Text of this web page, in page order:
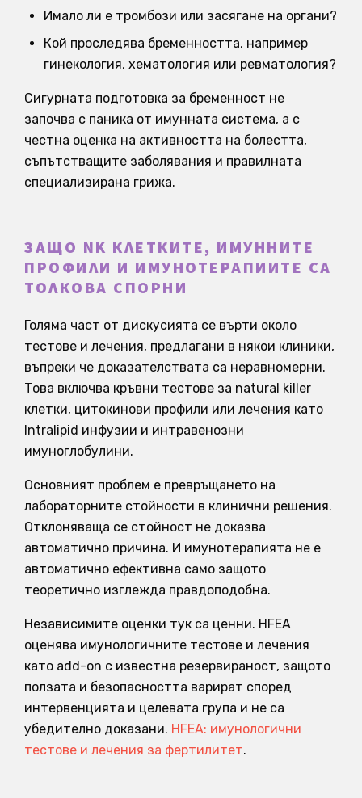
Имало ли е тромбози или засягане на органи?
Кой проследява бременността, например
гинекология, хематология или ревматология?
Сигурната подготовка за бременност не
започва с паника от имунната система, а с
честна оценка на активността на болестта,
съпътстващите заболявания и правилната
специализирана грижа.
ЗАЩО NK КЛЕТКИТЕ, ИМУННИТЕ
ПРОФИЛИ И ИМУНОТЕРАПИИТЕ СА
ТОЛКОВА СПОРНИ
Голяма част от дискусията се върти около
тестове и лечения, предлагани в някои клиники,
въпреки че доказателствата са неравномерни.
Това включва кръвни тестове за natural killer
клетки, цитокинови профили или лечения като
Intralipid инфузии и интравенозни
имуноглобулини.
Основният проблем е превръщането на
лабораторните стойности в клинични решения.
Отклоняваща се стойност не доказва
автоматично причина. И имунотерапията не е
автоматично ефективна само защото
теоретично изглежда правдоподобна.
Независимите оценки тук са ценни. HFEA
оценява имунологичните тестове и лечения
като add-on с известна резервираност, защото
ползата и безопасността варират според
интервенцията и целевата група и не са
убедително доказани. HFEA: имунологични
тестове и лечения за фертилитет.